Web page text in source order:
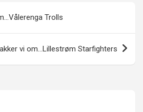
Trolls
vi om…Lillestrøm Starfighters